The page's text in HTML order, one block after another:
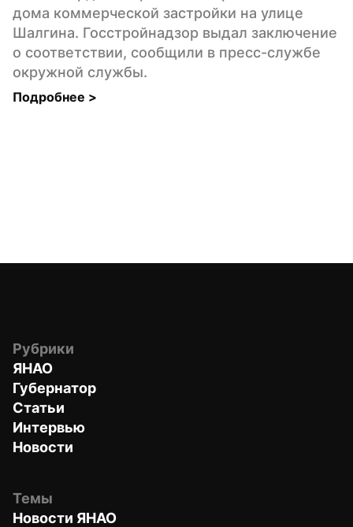
дома коммерческой застройки на улице
Шалгина. Госстройнадзор выдал заключение
о соответствии, сообщили в пресс-службе
окружной службы.
Подробнее >
Рубрики
ЯНАО
Губернатор
Статьи
Интервью
Новости
Темы
Новости ЯНАО